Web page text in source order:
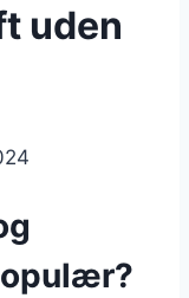
uden